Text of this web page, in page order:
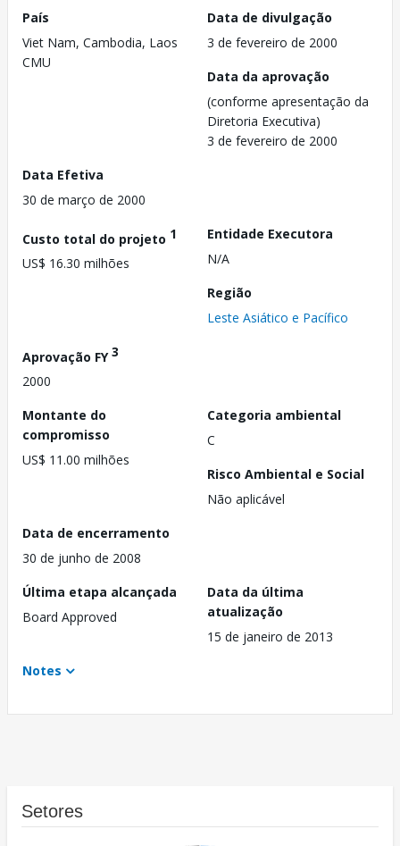
País
Viet Nam, Cambodia, Laos
CMU
Data de divulgação
3 de fevereiro de 2000
Data da aprovação
(conforme apresentação da
Diretoria Executiva)
3 de fevereiro de 2000
Data Efetiva
30 de março de 2000
Custo total do projeto 1
US$ 16.30 milhões
Entidade Executora
N/A
Região
Leste Asiático e Pacífico
Aprovação FY3
2000
Montante do
compromisso
US$ 11.00 milhões
Categoria ambiental
C
Risco Ambiental e Social
Não aplicável
Data de encerramento
30 de junho de 2008
Última etapa alcançada
Board Approved
Data da última
atualização
15 de janeiro de 2013
Notes
Setores